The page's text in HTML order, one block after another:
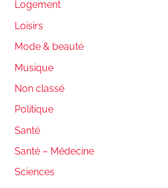
Logement
Loisirs
Mode & beauté
Musique
Non classé
Politique
Santé
Santé – Médecine
Sciences